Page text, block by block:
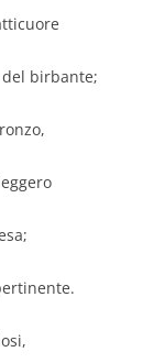
del birbante;